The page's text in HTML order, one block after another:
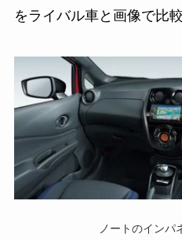
をライバル車と画像で比
ノートのインパ